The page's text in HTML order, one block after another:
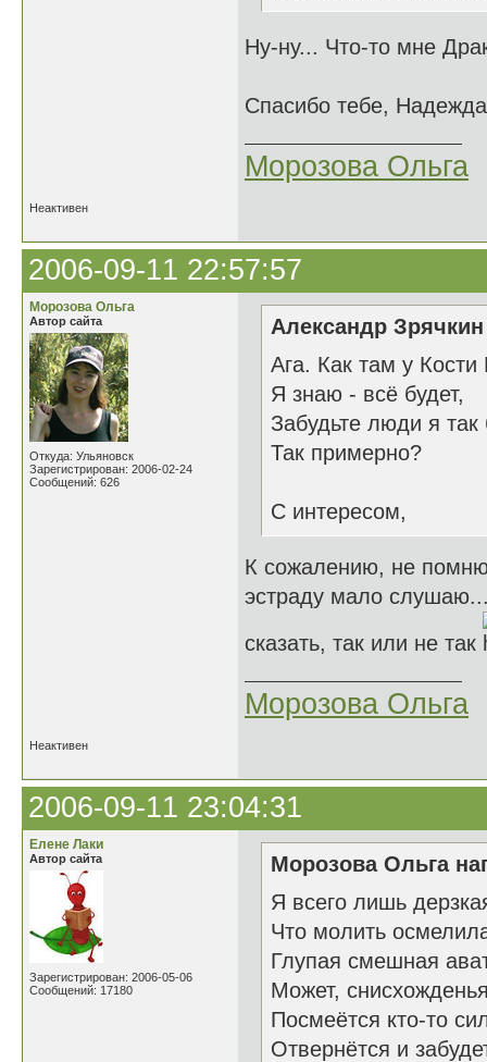
Ну-ну... Что-то мне
Спасибо тебе,
Морозова Ольга
Неактивен
2006-09-11 22:57:57
Морозова Ольга
Автор сайта
Откуда: Ульяновск
Зарегистрирован: 2006-02-24
Сообщений: 626
Александр
Ага. Как там у
Я знаю - всё будет,
Забудьте люди я
Так примерно?
С интересом,
К сожалению, не
эстраду мало
сказать, так или не так
Морозова Ольга
Неактивен
2006-09-11 23:04:31
Елене Лаки
Автор сайта
Зарегистрирован: 2006-05-06
Сообщений: 17180
Морозова Ольга
Я всего лишь
Что молить
Глупая смешная
Может,
Посмеётся кто-то
Отвернётся и